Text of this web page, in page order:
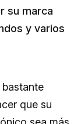
su marca
y varios
que su